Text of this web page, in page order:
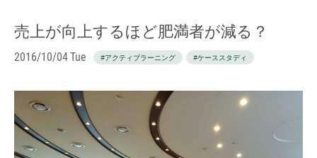
売上が向上するほど肥満者が減る？
2016/10/04 Tue #アクティブラーニング #ケーススタディ